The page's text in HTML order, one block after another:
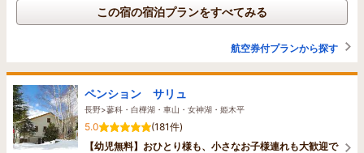
この宿の宿泊プランをすべてみる
航空券付プランから探す
ペンション サリュ
長野>蓼科・白樺湖・車山・女神湖・姫木平
5.0
(181件)
【幼児無料】おひとり様も、小さなお子様連れも大歓迎で